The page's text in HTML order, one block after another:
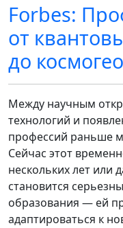
Forbes:
от
до
Между научным
технологий и
профессий раньше
Сейчас этот
нескольких лет или
становится
образования — ей
адаптироваться к